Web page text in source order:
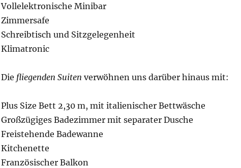
Vollelektronische Minibar
Zimmersafe
Schreibtisch und Sitzgelegenheit
Klimatronic
Die fliegenden Suiten verwöhnen uns darüber hinaus mit:
Plus Size Bett 2,30 m, mit italienischer Bettwäsche
Großzügiges Badezimmer mit separater Dusche
Freistehende Badewanne
Kitchenette
Französischer Balkon